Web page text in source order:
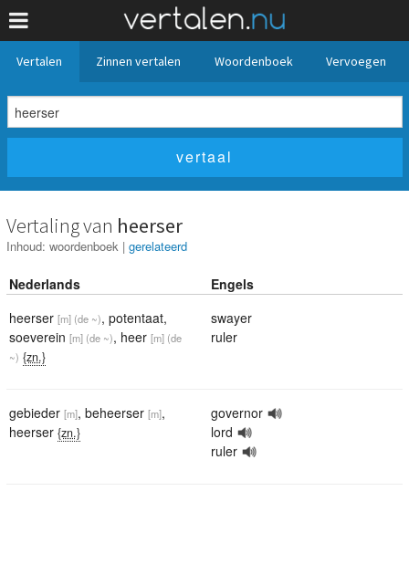
Vertalen Zinnen vertalen Woordenboek Vervoegen
Vertaling van heerser
Inhoud: woordenboek | gerelateerd
Nederlands
Engels
heerser [m] (de ~), potentaat,
soeverein [m] (de ~), heer [m] (de
~) {zn.}
swayer
ruler
gebieder [m], beheerser [m],
heerser {zn.}
governor
lord
ruler